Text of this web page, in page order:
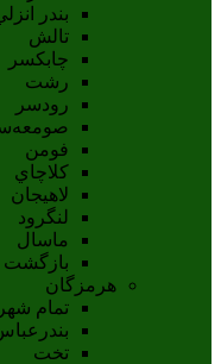
بندر انزلي
تالش
چابکسر
رشت
رودسر
فومن
کلاچاي
لاهيجان
لنگرود
ماسال
بازگشت
هرمزگان
تمام
بندرعباس
تخت